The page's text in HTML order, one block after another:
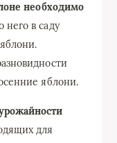
необходимо
него в саду
яблони.
для